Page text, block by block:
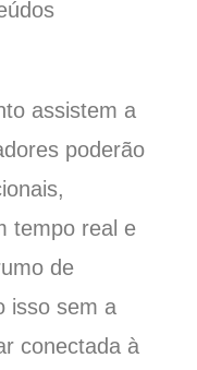
assistem a
poderão
tempo real e
de
isso sem a
conectada à